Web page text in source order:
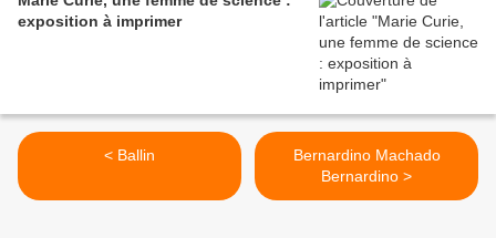
exposition à imprimer
< Ballin
Bernardino Machado
Bernardino >